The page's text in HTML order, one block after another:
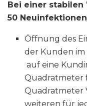
Bei einer
50
Öffnung des
der Kunden im
auf eine
Quadratmeter
Quadratmeter
weiteren für